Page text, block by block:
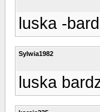
luska -
Sylwia1982
luska